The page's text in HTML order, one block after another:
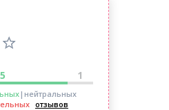
5 1
|нейтральных
отзывов